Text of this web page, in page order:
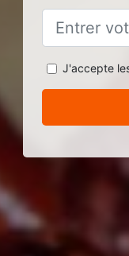
J'accepte